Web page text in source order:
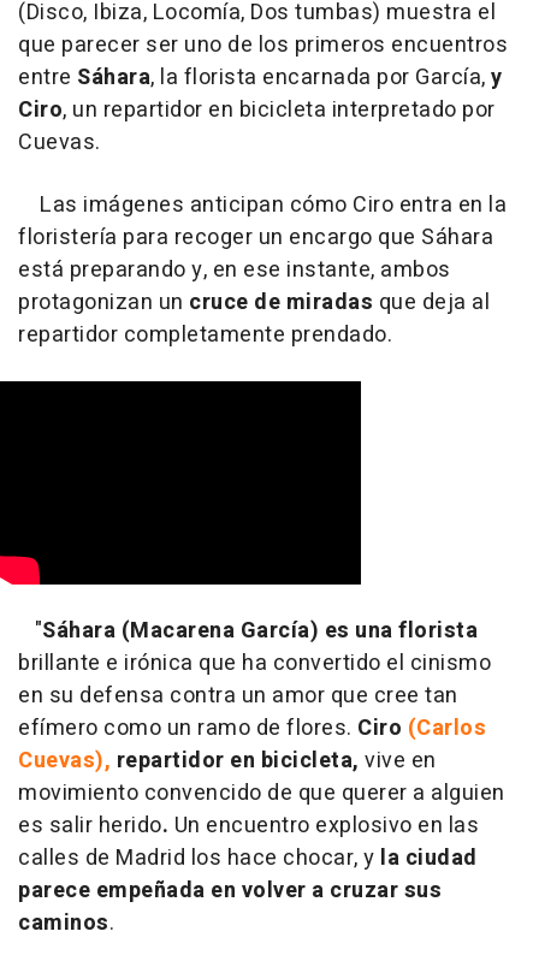
(Disco, Ibiza, Locomía, Dos tumbas) muestra el
que parecer ser uno de los primeros encuentros
entre Sáhara, la florista encarnada por García,y
Ciro, un repartidor en bicicleta interpretado por
Cuevas.
Las imágenes anticipan cómo Ciro entra en la
floristería para recoger un encargo que Sáhara
está preparando y, en ese instante, ambos
protagonizan un cruce de miradas que deja al
repartidor completamente prendado.
"Sáhara (Macarena García) es una florista
brillante e irónica que ha convertido el cinismo
en su defensa contra un amor que cree tan
efímero como un ramo de flores. Ciro (Carlos
Cuevas), repartidor en bicicleta, vive en
movimiento convencido de que querer a alguien
es salir herido. Un encuentro explosivo en las
calles de Madrid los hace chocar, y la ciudad
parece empeñada en volver a cruzar sus
caminos.